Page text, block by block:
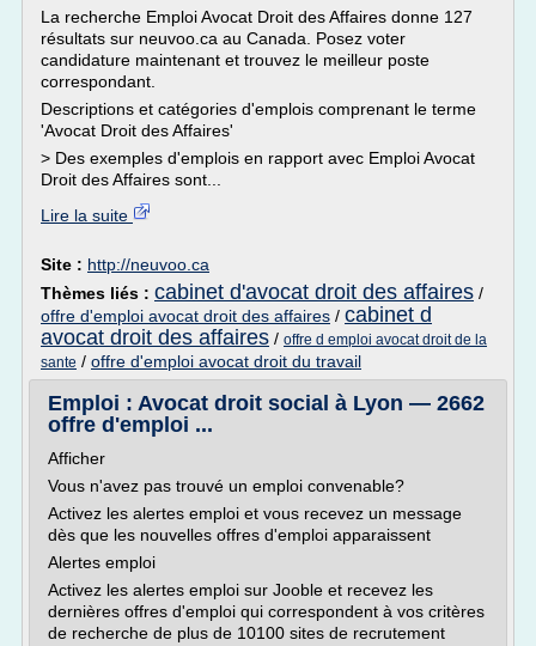
La recherche Emploi Avocat Droit des Affaires donne 127
résultats sur neuvoo.ca au Canada. Posez voter
candidature maintenant et trouvez le meilleur poste
correspondant.
Descriptions et catégories d'emplois comprenant le terme
'Avocat Droit des Affaires'
> Des exemples d'emplois en rapport avec Emploi Avocat
Droit des Affaires sont...
Lire la suite
Site : http://neuvoo.ca
Thèmes liés : cabinet d'avocat droit des affaires /
offre d'emploi avocat droit des affaires / cabinet d
avocat droit des affaires / offre d emploi avocat droit de la
sante / offre d'emploi avocat droit du travail
Emploi : Avocat droit social à Lyon — 2662
offre d'emploi ...
Afficher
Vous n'avez pas trouvé un emploi convenable?
Activez les alertes emploi et vous recevez un message
dès que les nouvelles offres d'emploi apparaissent
Alertes emploi
Activez les alertes emploi sur Jooble et recevez les
dernières offres d'emploi qui correspondent à vos critères
de recherche de plus de 10100 sites de recrutement